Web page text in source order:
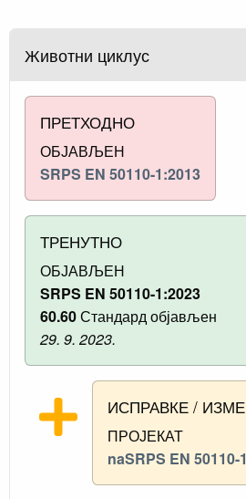
Животни циклус
ПРЕТХОДНО
ОБЈАВЉЕН
SRPS EN 50110-1:2013
ТРЕНУТНО
ОБЈАВЉЕН
SRPS EN 50110-1:2023
60.60Стандард објављен
29. 9. 2023.
ИСПРАВКЕ /
ПРОЈЕКАТ
naSRPS EN